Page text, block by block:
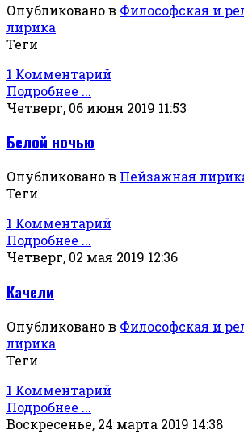
Опубликовано в Философская и
лирика
Теги
1 Комментарий
Подробнее ...
Четверг, 06 июня 2019 11:53
Белой ночью
Опубликовано в Пейзажная
Теги
1 Комментарий
Подробнее ...
Четверг, 02 мая 2019 12:36
Качели
Опубликовано в Философская и
лирика
Теги
1 Комментарий
Подробнее ...
Воскресенье, 24 марта 2019 14:38